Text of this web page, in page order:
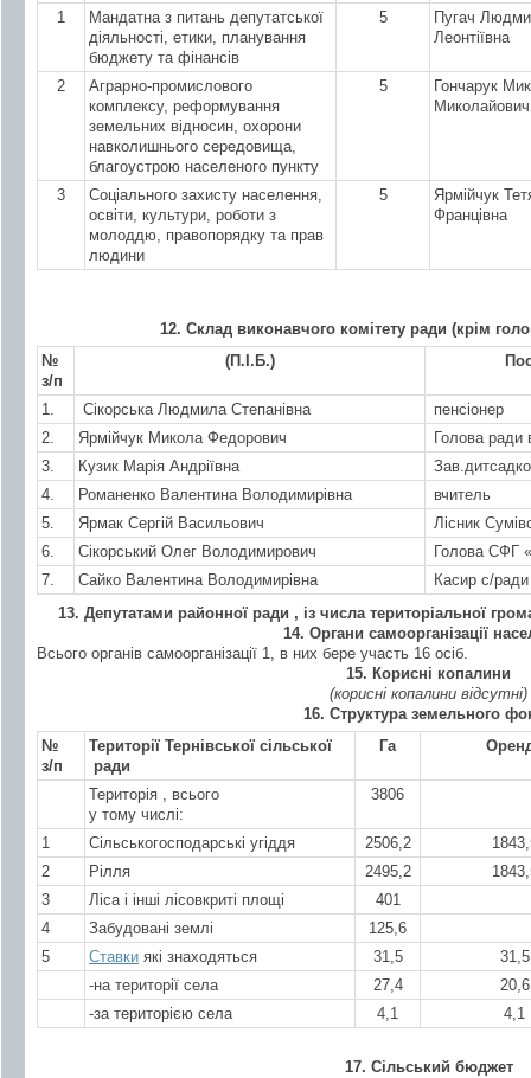
1
Мандатна з питань депутатської
діяльності, етики, планування
бюджету та фінансів
5
Пугач
Леонтіївна
2
Аграрно-промислового
комплексу, реформування
земельних відносин, охорони
навколишнього середовища,
благоустрою населеного пункту
5
Гончарук
Миколайович
3
Соціального захисту населення,
освіти, культури, роботи з
молоддю, правопорядку та прав
людини
5
Ярмійчук
Францівна
12. Склад виконавчого комітету ради (крім
№
з/п
(П.І.Б.)
1. Сікорська Людмила Степанівна
пенсіонер
2.
Ярмійчук Микола Федорович
Голова ради
3.
Кузик Марія Андріївна
4.
Романенко Валентина Володимирівна
вчитель
5.
Ярмак Сергій Васильович
Лісник
6.
Сікорський Олег Володимирович
Голова СФГ
7.
Сайко Валентина Володимирівна
Касир с/ради
13. Депутатами районної ради , із числа територіальної
14. Органи самоорганізації
Всього органів самоорганізації 1, в них бере участь 16 осіб.
15. Корисні копалини
(корисні копалини відсутні)
16. Структура земельного
№
з/п
Території Тернівської сільської
ради
Га
Територія , всього
у тому числі:
3806
1 Сільськогосподарські угіддя 2506,2
2
Рілля 2495,2
3
Ліса і інші лісовкриті площі
401
4
Забудовані землі
125,6
5
Ставки які знаходяться 31,5
31,5
-на території села
27,4
20,6
-за територією села
4,1 4,1
17. Сільський бюджет